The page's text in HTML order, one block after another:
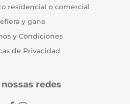
residencial o comercial
y gane
y Condiciones
de Privacidad
redes